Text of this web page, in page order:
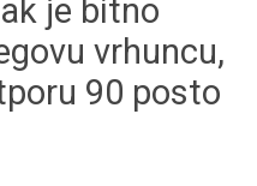
je bitno
vrhuncu,
90 posto